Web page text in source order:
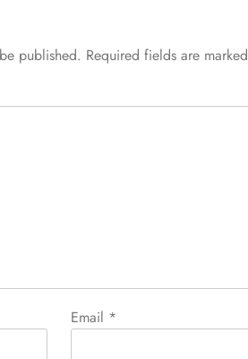
published. Required fields are marked
Email *